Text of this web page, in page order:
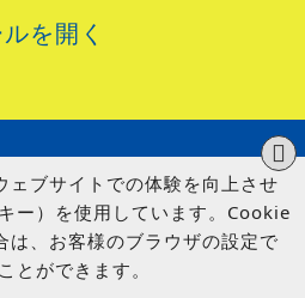
を開く
ェブサイトでの体験を向上させ
ー）を使用しています。Cookie
は、お客様のブラウザの設定で
とができます。